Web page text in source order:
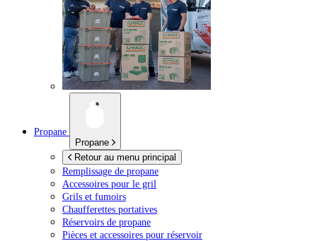
Propane
Propane
Retour au menu principal
Remplissage de propane
Accessoires pour le gril
Grils et fumoirs
Chaufferettes portatives
Réservoirs de propane
Pièces et accessoires pour réservoir